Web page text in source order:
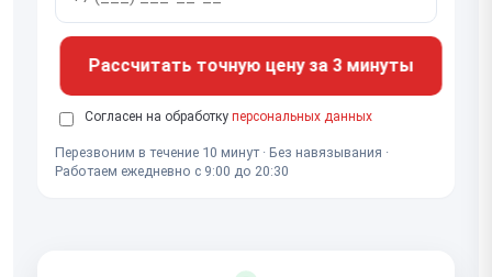
Рассчитать точную цену за 3 минуты
Согласен на обработку персональных данных
Перезвоним в течение 10 минут · Без навязывания ·
Работаем ежедневно с 9:00 до 20:30